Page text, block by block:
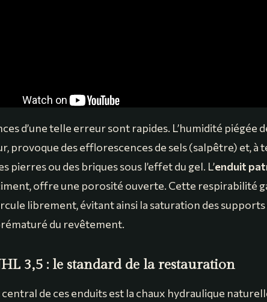
d’une telle erreur sont rapides. L’humidité piégée
provoque des efflorescences de sels (salpêtre) et, à
pierres ou des briques sous l’effet du gel. L’enduit
offre une porosité ouverte. Cette respirabilité
librement, évitant ainsi la saturation des supports
du revêtement.
3,5 : le standard de la restauration
de ces enduits est la chaux hydraulique